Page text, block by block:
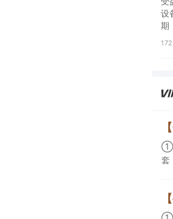
设
期
①
套